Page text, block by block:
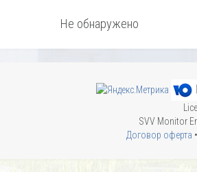
Не обнаружено
SVV Monitor
Договор оферта